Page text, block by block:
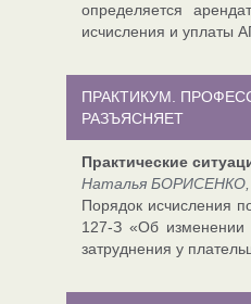
определяется
исчисления и уплаты
ПРАКТИКУМ.
РАЗЪЯСНЯЕТ
Практические
Наталья БОРИСЕНКО,
Порядок исчисления
127-З «Об изменении
затруднения у